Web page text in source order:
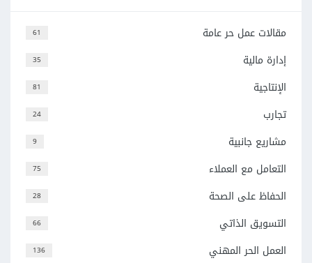
61 مقالات عمل حر عامة
35 إدارة مالية
81 الإنتاجية
24 تجارب
9 مشاريع جانبية
75 التعامل مع العملاء
28 الحفاظ على الصحة
66 التسويق الذاتي
136 العمل الحر المهني